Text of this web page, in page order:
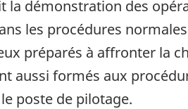
la démonstration des
les procédures
préparés à affronter la
aussi formés aux
poste de pilotage.